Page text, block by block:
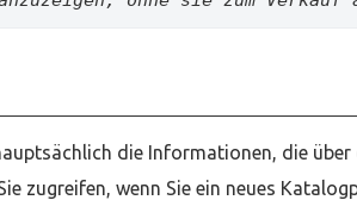
die Informationen, die über
zugreifen, wenn Sie ein neues